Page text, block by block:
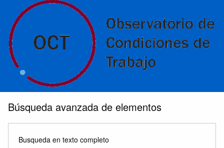
Búsqueda avanzada de elementos
Busqueda en texto completo